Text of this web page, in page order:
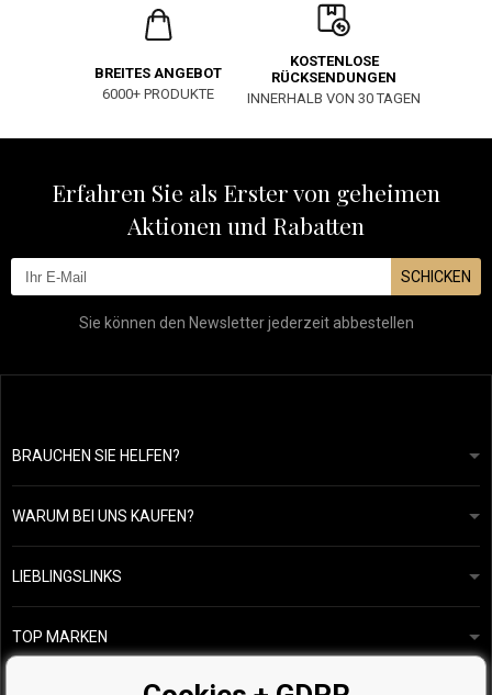
BREITES ANGEBOT
6000+ PRODUKTE
KOSTENLOSE
RÜCKSENDUNGEN
INNERHALB VON 30 TAGEN
Erfahren Sie als Erster von geheimen
Aktionen und Rabatten
SCHICKEN
Sie können den Newsletter jederzeit abbestellen
BRAUCHEN SIE HELFEN?
info@mapeja.de
Wir werden innerhalb von 24 Stunden antworten.
WARUM BEI UNS KAUFEN?
Allgemeine geschäftsbedingungen
Datenschutzerklärung
Übersicht über Zahlungen und Versand
Rückgabe von Waren
LIEBLINGSLINKS
Unsere Geschichte
Kostenlose Produktproben
TOP MARKEN
Kérastase